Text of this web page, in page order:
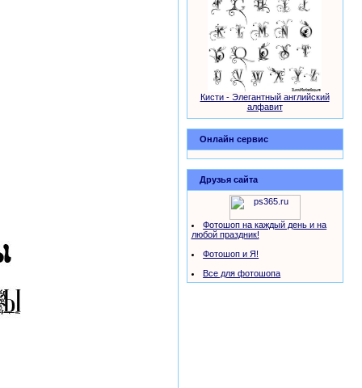
Кисти - Элегантный английский
алфавит
Онлайн сервис
Друзья сайта
Фотошоп на каждый день и на
любой праздник!
Фотошоп и Я!
Все для фотошопа